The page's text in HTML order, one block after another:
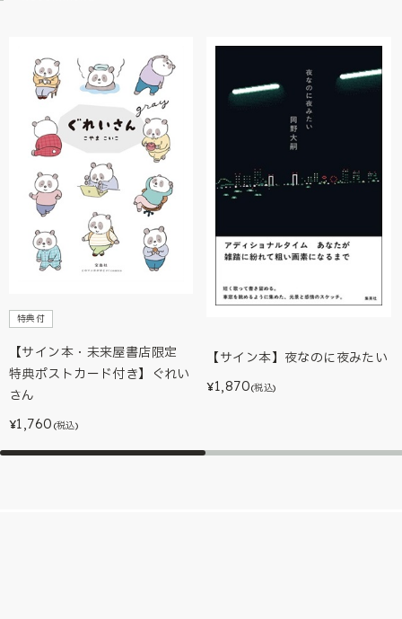
特典付
【サイン本・未来屋書店限定
特典ポストカード付き】ぐれい
さん
¥1,760 (税込)
【サイン本】夜なのに夜みたい
¥1,870(税込)